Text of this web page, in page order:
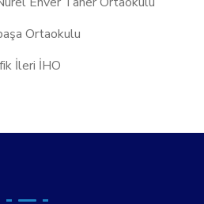
Ortaokulu
İleri İHO